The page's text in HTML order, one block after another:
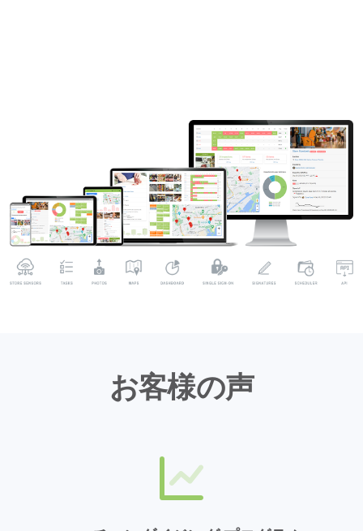
お客様の声